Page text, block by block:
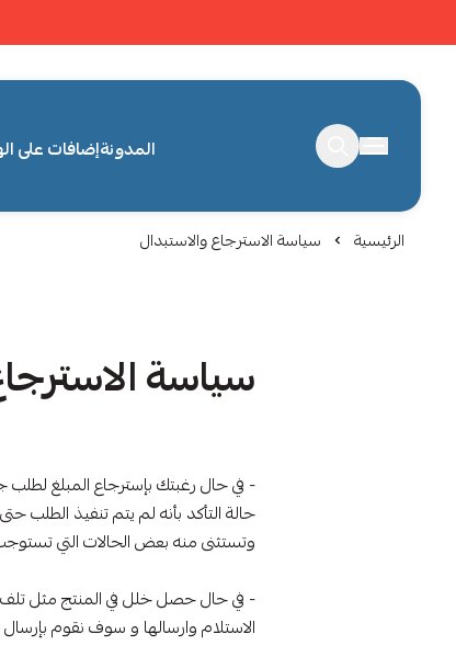
المدونةإضافات على
الرئيسية سياسة الاسترجاع والاستبدال
سياسة
وتستثنى منه بعض الحالات التي
- في حال حصل خلل في المنتج مثل
الاستلام وارسالها و سوف نقوم